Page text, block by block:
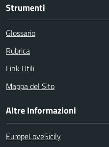
Strumenti
Glossario
Rubrica
Link Utili
Mappa del Sito
Altre Informazioni
EuropeLoveSicily